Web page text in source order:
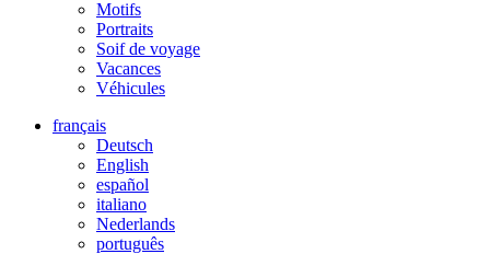
Motifs
Portraits
Soif de voyage
Vacances
Véhicules
français
Deutsch
English
español
italiano
Nederlands
português